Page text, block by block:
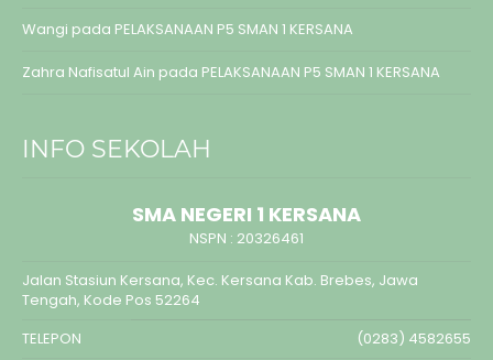
Wangi pada PELAKSANAAN P5 SMAN 1 KERSANA
Zahra Nafisatul Ain pada PELAKSANAAN P5 SMAN 1 KERSANA
INFO SEKOLAH
SMA NEGERI 1 KERSANA
NSPN : 20326461
Jalan Stasiun Kersana, Kec. Kersana Kab. Brebes, Jawa
Tengah, Kode Pos 52264
TELEPON
(0283) 4582655